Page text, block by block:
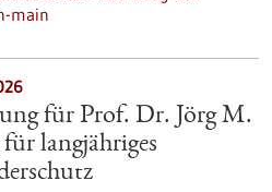
main
für Prof. Dr. Jörg M.
langjähriges